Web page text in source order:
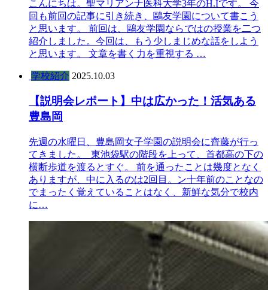
こんにちは。聖マリアンナ医科大学3年のH.Iです。 今
回も前回の記事に引き続き、鷗友学園について書こう
と思います。 前回は、鷗友学園ならではの授業を二つ
紹介しました。今回は、もう少しまじめな話をしよう
と思います。 文章を書く力を重視する …
学校紹介 2025.10.03
【説明会レポート】中は広かった！活気ある
豊島岡
先週の水曜日、豊島岡女子学園の説明会に齊藤が行っ
てきました。 東池袋駅の階段を上って、首都高の下の
横断歩道を渡るとすぐ。 前を通ったことは幾度となく
ありますが、中に入るのは2回目。ン十年前のことなの
でまったく覚えていることはなく、新鮮な気分で校内
に…